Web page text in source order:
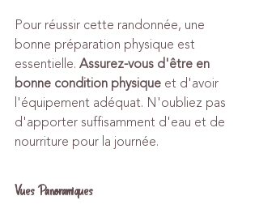
Pour réussir cette randonnée, une
bonne préparation physique est
essentielle. Assurez-vous d'être en
bonne condition physique et d'avoir
l'équipement adéquat. N'oubliez pas
d'apporter suffisamment d'eau et de
nourriture pour la journée.
Vues Panoramiques